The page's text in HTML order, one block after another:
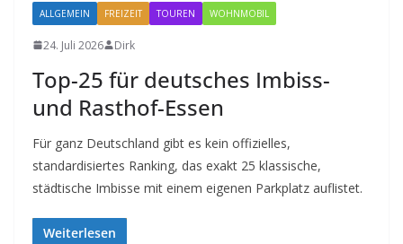
ALLGEMEIN FREIZEIT TOUREN WOHNMOBIL
24. Juli 2026 Dirk
Top-25 für deutsches Imbiss-
und Rasthof-Essen
Für ganz Deutschland gibt es kein offizielles,
standardisiertes Ranking, das exakt 25 klassische,
städtische Imbisse mit einem eigenen Parkplatz auflistet.
Weiterlesen